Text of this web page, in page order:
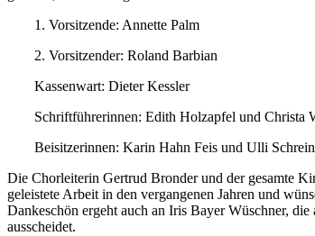
1. Vorsitzende: Annette Palm
2. Vorsitzender: Roland Barbian
Kassenwart: Dieter Kessler
Schriftführerinnen: Edith Holzapfel und Christa
Beisitzerinnen: Karin Hahn Feis und Ulli
Die Chorleiterin Gertrud Bronder und der gesamte
geleistete Arbeit in den vergangenen Jahren und
Dankeschön ergeht auch an Iris Bayer Wüschner,
ausscheidet.